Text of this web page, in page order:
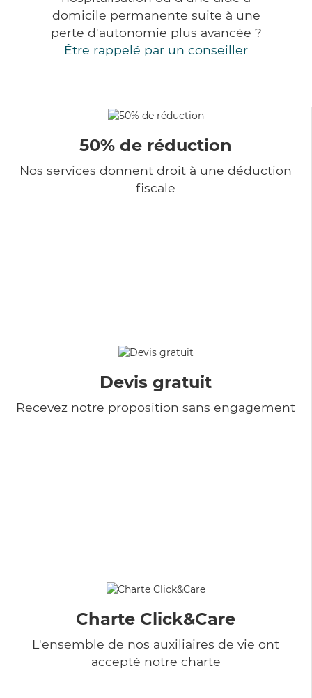
domicile permanente suite à une
perte d'autonomie plus avancée ?
Être rappelé par un conseiller
50% de réduction
Nos services donnent droit à une déduction
fiscale
Devis gratuit
Recevez notre proposition sans engagement
Charte Click&Care
L'ensemble de nos auxiliaires de vie ont
accepté notre charte